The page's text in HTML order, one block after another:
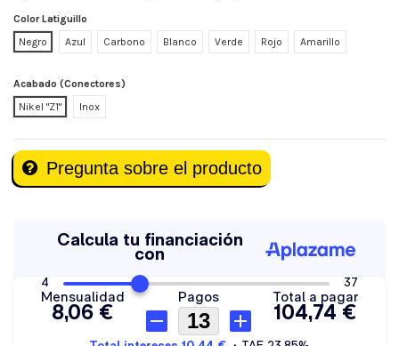
Color Latiguillo
Negro
Azul Carbono Blanco Verde Rojo Amarillo
Acabado (Conectores)
Nikel "Z1"
Inox
Pregunta sobre el producto